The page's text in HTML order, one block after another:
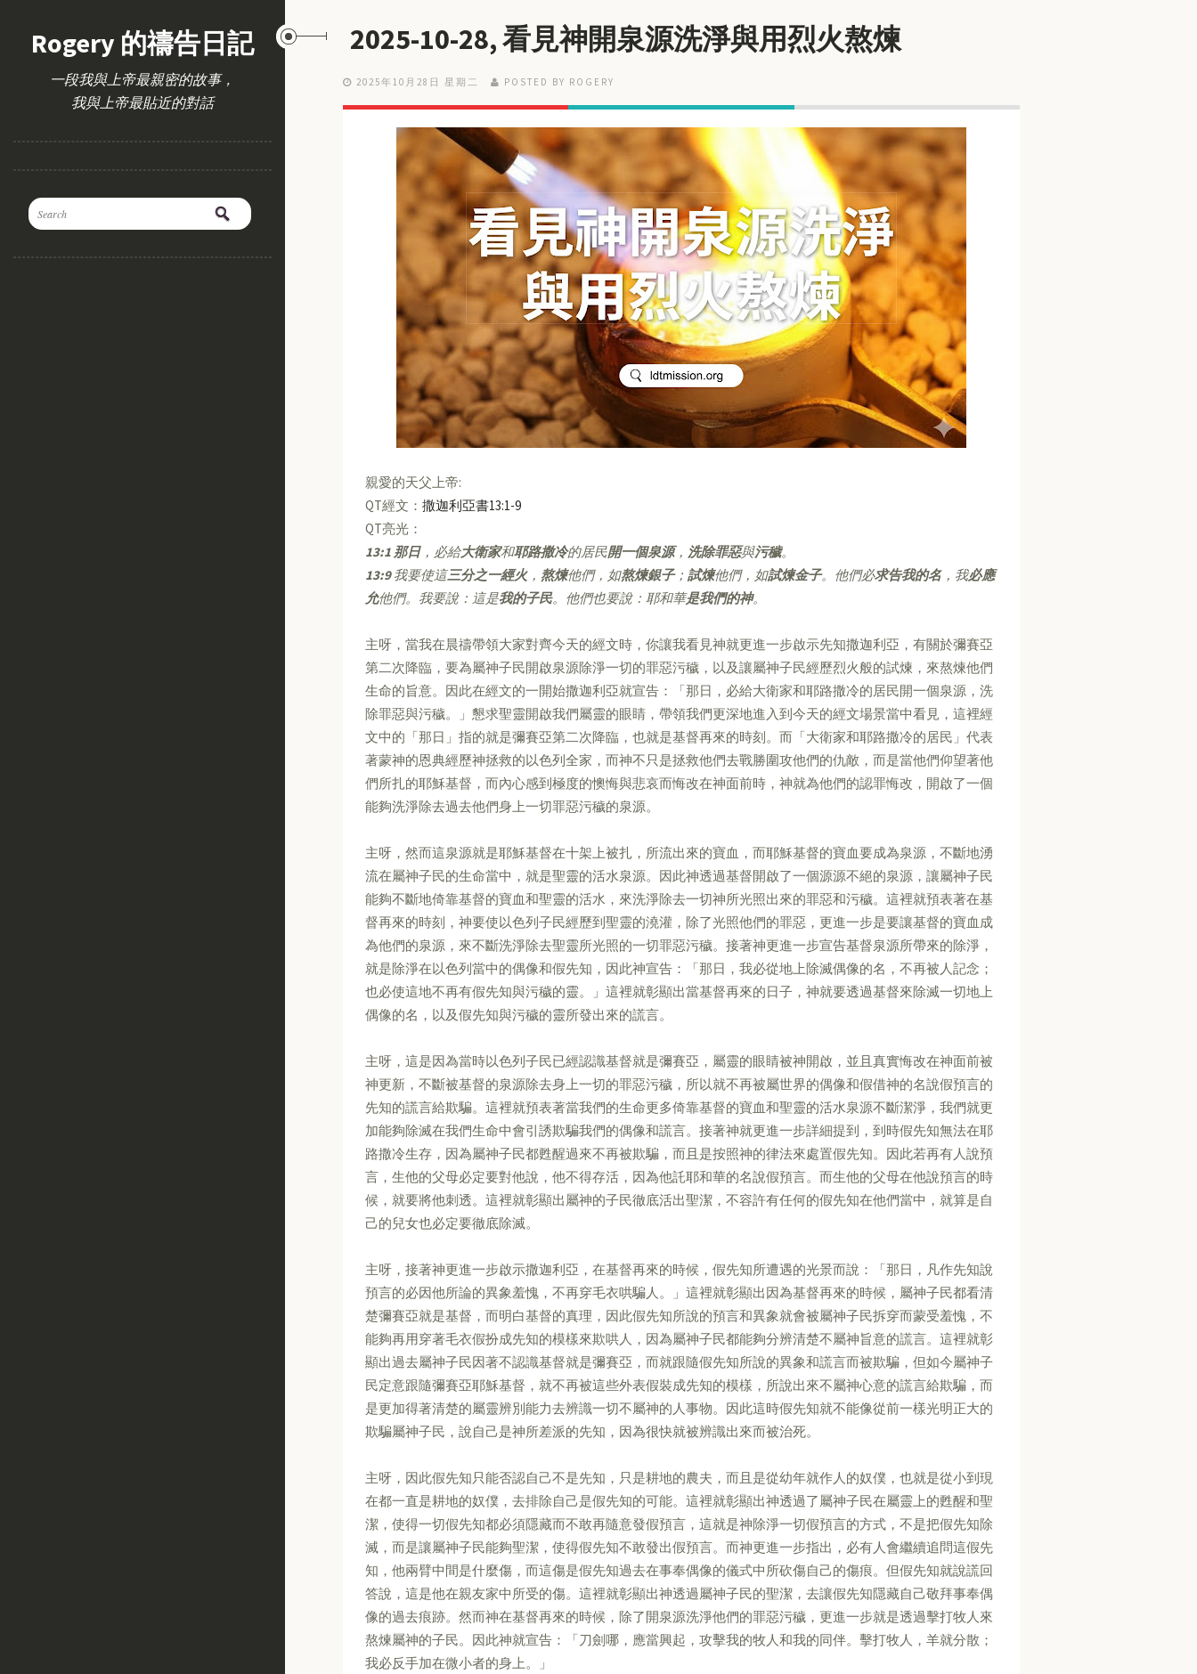
Rogery 的禱告日記
一段我與上帝最親密的故事，
我與上帝最貼近的對話
2025-10-28, 看見神開泉源洗淨與用烈火熬煉
2025年10月28日 星期二 POSTED BY ROGERY
親愛的天父上帝:
QT經文： 撒迦利亞書13:1-9
QT亮光：
13:1 那日，必給大衛家和耶路撒冷的居民開一個泉源， 洗除罪惡與污穢。
13:9我要使這三分之一經火， 熬煉他們，如熬煉銀子； 試煉他們，如試煉金子。他們必求告我的名，我必應
允他們。我要說：這是我的子民。他們也要說：耶和華是我們的神。
主呀，當我在晨禱帶領大家對齊今天的經文時，你讓我看見神就更進一步啟示先知撒迦利亞，有關於彌賽亞
第二次降臨，要為屬神子民開啟泉源除淨一切的罪惡污穢，以及讓屬神子民經歷烈火般的試煉，來熬煉他們
生命的旨意。因此在經文的一開始撒迦利亞就宣告：「那日，必給大衛家和耶路撒冷的居民開一個泉源，洗
除罪惡與污穢。」懇求聖靈開啟我們屬靈的眼睛，帶領我們更深地進入到今天的經文場景當中看見，這裡經
文中的「那日」指的就是彌賽亞第二次降臨，也就是基督再來的時刻。而「大衛家和耶路撒冷的居民」代表
著蒙神的恩典經歷神拯救的以色列全家，而神不只是拯救他們去戰勝圍攻他們的仇敵，而是當他們仰望著他
們所扎的耶穌基督，而內心感到極度的懊悔與悲哀而悔改在神面前時，神就為他們的認罪悔改，開啟了一個
能夠洗淨除去過去他們身上一切罪惡污穢的泉源。
主呀，然而這泉源就是耶穌基督在十架上被扎，所流出來的寶血，而耶穌基督的寶血要成為泉源，不斷地湧
流在屬神子民的生命當中，就是聖靈的活水泉源。因此神透過基督開啟了一個源源不絕的泉源，讓屬神子民
能夠不斷地倚靠基督的寶血和聖靈的活水，來洗淨除去一切神所光照出來的罪惡和污穢。這裡就預表著在基
督再來的時刻，神要使以色列子民經歷到聖靈的澆灌，除了光照他們的罪惡，更進一步是要讓基督的寶血成
為他們的泉源，來不斷洗淨除去聖靈所光照的一切罪惡污穢。接著神更進一步宣告基督泉源所帶來的除淨，
就是除淨在以色列當中的偶像和假先知，因此神宣告：「那日，我必從地上除滅偶像的名，不再被人記念；
也必使這地不再有假先知與污穢的靈。」這裡就彰顯出當基督再來的日子，神就要透過基督來除滅一切地上
偶像的名，以及假先知與污穢的靈所發出來的謊言。
主呀，這是因為當時以色列子民已經認識基督就是彌賽亞，屬靈的眼睛被神開啟，並且真實悔改在神面前被
神更新，不斷被基督的泉源除去身上一切的罪惡污穢，所以就不再被屬世界的偶像和假借神的名說假預言的
先知的謊言給欺騙。這裡就預表著當我們的生命更多倚靠基督的寶血和聖靈的活水泉源不斷潔淨，我們就更
加能夠除滅在我們生命中會引誘欺騙我們的偶像和謊言。接著神就更進一步詳細提到，到時假先知無法在耶
路撒冷生存，因為屬神子民都甦醒過來不再被欺騙，而且是按照神的律法來處置假先知。因此若再有人說預
言，生他的父母必定要對他說，他不得存活，因為他託耶和華的名說假預言。而生他的父母在他說預言的時
候，就要將他刺透。這裡就彰顯出屬神的子民徹底活出聖潔，不容許有任何的假先知在他們當中，就算是自
己的兒女也必定要徹底除滅。
主呀，接著神更進一步啟示撒迦利亞，在基督再來的時候，假先知所遭遇的光景而說：「那日，凡作先知說
預言的必因他所論的異象羞愧，不再穿毛衣哄騙人。」這裡就彰顯出因為基督再來的時候，屬神子民都看清
楚彌賽亞就是基督，而明白基督的真理，因此假先知所說的預言和異象就會被屬神子民拆穿而蒙受羞愧，不
能夠再用穿著毛衣假扮成先知的模樣來欺哄人，因為屬神子民都能夠分辨清楚不屬神旨意的謊言。這裡就彰
顯出過去屬神子民因著不認識基督就是彌賽亞，而就跟隨假先知所說的異象和謊言而被欺騙，但如今屬神子
民定意跟隨彌賽亞耶穌基督，就不再被這些外表假裝成先知的模樣，所說出來不屬神心意的謊言給欺騙，而
是更加得著清楚的屬靈辨別能力去辨識一切不屬神的人事物。因此這時假先知就不能像從前一樣光明正大的
欺騙屬神子民，說自己是神所差派的先知，因為很快就被辨識出來而被治死。
主呀，因此假先知只能否認自己不是先知，只是耕地的農夫，而且是從幼年就作人的奴僕，也就是從小到現
在都一直是耕地的奴僕，去排除自己是假先知的可能。這裡就彰顯出神透過了屬神子民在屬靈上的甦醒和聖
潔，使得一切假先知都必須隱藏而不敢再隨意發假預言，這就是神除淨一切假預言的方式，不是把假先知除
滅，而是讓屬神子民能夠聖潔，使得假先知不敢發出假預言。而神更進一步指出，必有人會繼續追問這假先
知，他兩臂中間是什麼傷，而這傷是假先知過去在事奉偶像的儀式中所砍傷自己的傷痕。但假先知就說謊回
答說，這是他在親友家中所受的傷。這裡就彰顯出神透過屬神子民的聖潔，去讓假先知隱藏自己敬拜事奉偶
像的過去痕跡。然而神在基督再來的時候，除了開泉源洗淨他們的罪惡污穢，更進一步就是透過擊打牧人來
熬煉屬神的子民。因此神就宣告：「刀劍哪，應當興起，攻擊我的牧人和我的同伴。擊打牧人，羊就分散；
我必反手加在微小者的身上。」